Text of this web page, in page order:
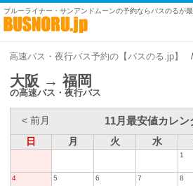
ブルーライナー・サンアンドムーンの予約ならバスのるが
高速バス・夜行バス予約の【バスのる.jp】
大阪 → 福岡
の高速バス・夜行バス
< 前月 11月最安値カレン
日
月 火 水
1
4 5 6 7 8